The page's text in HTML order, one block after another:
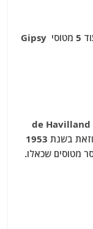
באותו יום נחתו בבסיס צבאי סמוך לבגדד עוד 5 מטוסי Gipsy
המטוס הראשון של חיל האוויר העירקי היה – de Havilland
.52 וזאת בשנת 1953
מטוסים שכאלו.